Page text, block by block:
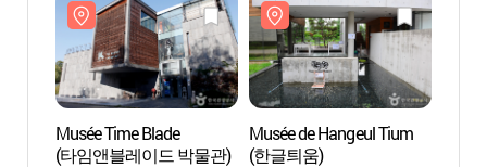
Musée Time Blade
(타임앤블레이드 박물관)
Musée de Hangeul Tium
(한글틔움)